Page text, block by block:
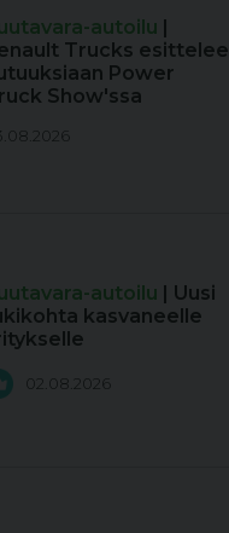
autoilu |
Trucks esittelee
Power
Show'ssa
autoilu | Uusi
kasvaneelle
02.08.2026